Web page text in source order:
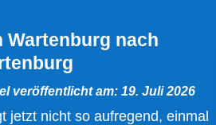
Wartenburg nach
veröffentlicht am: 19. Juli 2026
jetzt nicht so aufregend, einmal